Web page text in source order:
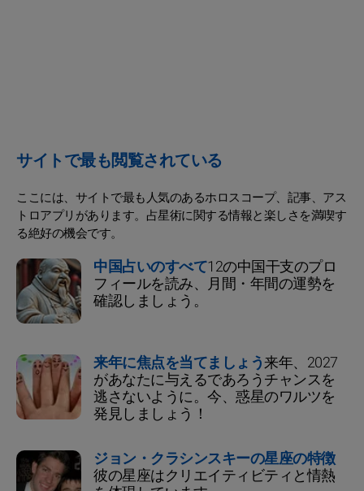
サイトで最も閲覧されている
ここには、サイトで最も人気のあるホロスコープ、記事、アス
トロアプリがあります。占星術に関する情報と楽しさを満喫す
る絶好の機会です。
中国占いのすべて12の中国干支のプロ
フィールを読み、月間・年間の運勢を
確認しましょう。
来年に焦点を当てましょう来年、2027
があなたに与えるであろうチャンスを
逃さないように。今、惑星のワルツを
発見しましょう！
ジョン・クラシンスキーの星座の特徴
彼の星座はクリエイティビティと情熱